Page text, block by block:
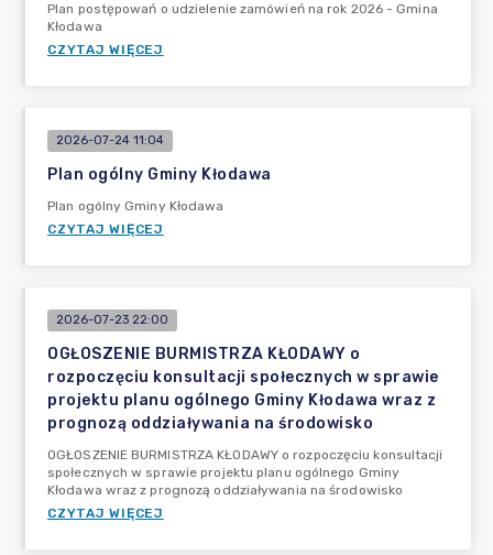
Plan postępowań o udzielenie zamówień na rok 2026 - Gmina
Kłodawa
CZYTAJ WIĘCEJ
2026-07-24 11:04
Plan ogólny Gminy Kłodawa
Plan ogólny Gminy Kłodawa
CZYTAJ WIĘCEJ
2026-07-23 22:00
OGŁOSZENIE BURMISTRZA KŁODAWY o
rozpoczęciu konsultacji społecznych w sprawie
projektu planu ogólnego Gminy Kłodawa wraz z
prognozą oddziaływania na środowisko
OGŁOSZENIE BURMISTRZA KŁODAWY o rozpoczęciu konsultacji
społecznych w sprawie projektu planu ogólnego Gminy
Kłodawa wraz z prognozą oddziaływania na środowisko
CZYTAJ WIĘCEJ